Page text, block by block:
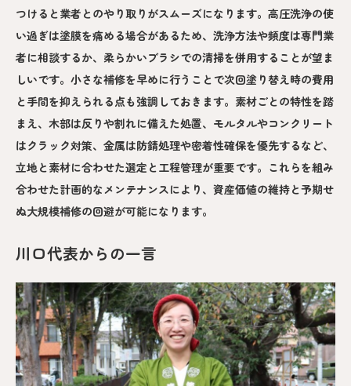
つけると業者とのやり取りがスムーズになります。高圧洗浄の使
い過ぎは塗膜を痛める場合があるため、洗浄方法や頻度は専門業
者に相談するか、柔らかいブラシでの清掃を併用することが望ま
しいです。小さな補修を早めに行うことで次回塗り替え時の費用
と手間を抑えられる点も強調しておきます。素材ごとの特性を踏
まえ、木部は反りや割れに備えた処置、モルタルやコンクリート
はクラック対策、金属は防錆処理や密着性確保を優先するなど、
立地と素材に合わせた選定と工程管理が重要です。これらを組み
合わせた計画的なメンテナンスにより、資産価値の維持と予期せ
ぬ大規模補修の回避が可能になります。
川口代表からの一言